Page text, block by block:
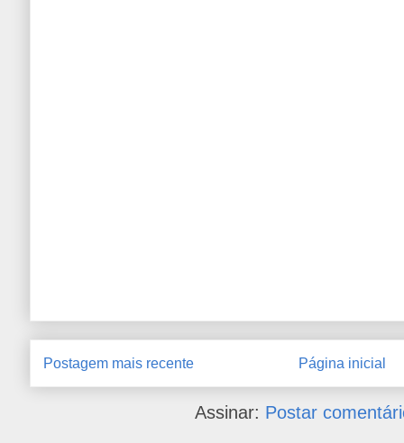
Postagem mais recente Página inicial
Assinar: Postar